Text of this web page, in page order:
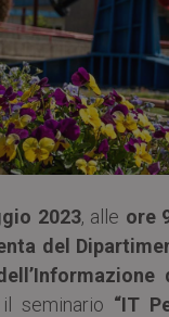
2023, alle ore
del
seminario “IT